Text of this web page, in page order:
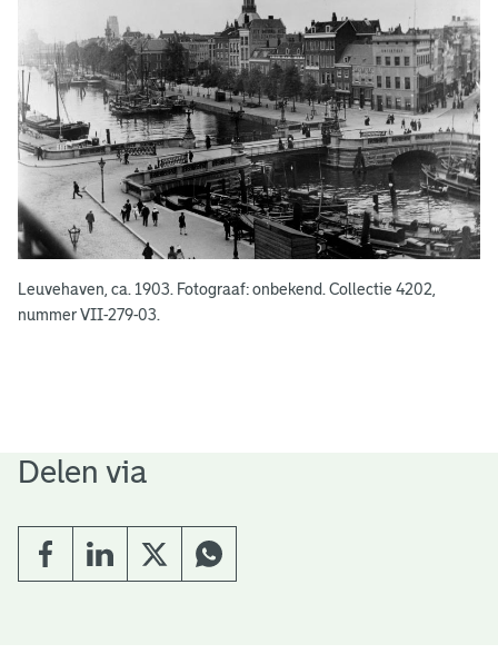
n
Leuvehaven, ca. 1903. Fotograaf: onbekend. Collectie 4202,
nummer VII-279-03.
Delen via